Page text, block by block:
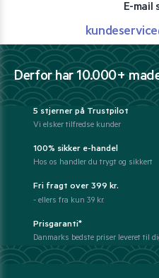
E-mail
Derfor har 10.000+
5 stjerner på Trustpilot
Vi elsker tilfredse kunder
100% sikker e-handel
Hos os handler du trygt og sikkert
Fri fragt over 399 kr.
- ellers fra kun 39 kr.
Prisgaranti*
Danmarks bedste priser leveret til